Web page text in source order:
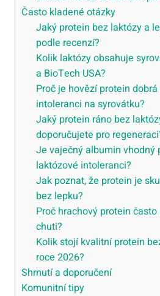
Často kladené otázky
Jaký protein bez laktózy a
podle recenzí?
Kolik laktózy obsahuje
a BioTech USA?
Proč je hovězí protein
intoleranci na syrovátku?
Jaký protein ráno bez
doporučujete pro
Je vaječný albumin vhodný
laktózové intoleranci?
Jak poznat, že protein je
bez lepku?
Proč hrachový protein
chuti?
Kolik stojí kvalitní protein
roce 2026?
Shrnutí a doporučení
Komunitní tipy